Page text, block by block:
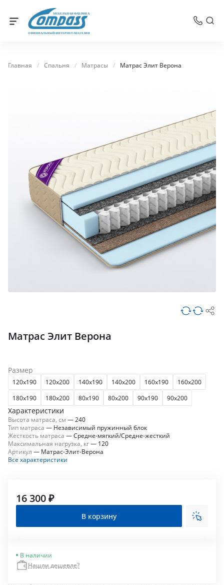
МЕБЕЛЬНАЯ ФАБРИКА
ОФИЦИАЛЬНЫЙ ИНТЕРНЕТ-МАГАЗИН
Главная / Спальня / Матрасы / Матрас Элит Верона
Матрас Элит Верона
Размер
120x190 120x200 140x190 140x200 160x190
160x200
180x190
180x200 80x190 80x200 90x190 90x200
Характеристики
Высота матраса, см — 240
Тип матраса — Независимый пружинный блок
Жесткость матраса —Средне-мягкий/Средне-жесткий
Максимальная нагрузка, кг— 120
Артикул — Матрас-Элит-Верона
Все характеристики
16 300 ₽
В корзину
В наличии
Нашли дешевле?